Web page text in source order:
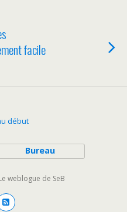
facile
début
Bureau
weblogue de SeB